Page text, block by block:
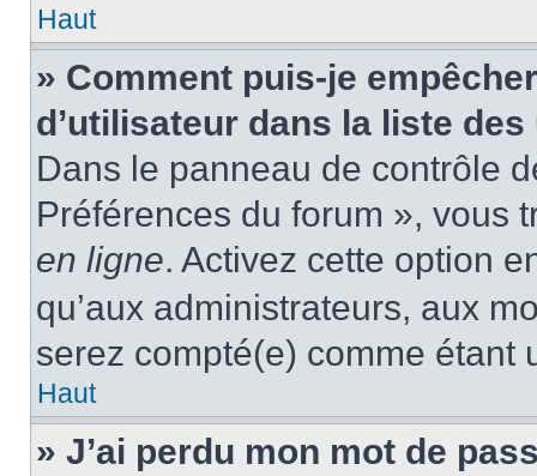
Haut
» Comment puis-je
d’utilisateur dans la liste
Dans le panneau de contrôle
Préférences du forum », vous
en ligne. Activez cette option
qu’aux administrateurs, aux
serez compté(e) comme étant
Haut
» J’ai perdu mon mot de